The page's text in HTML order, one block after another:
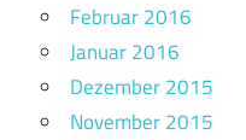
Februar 2016
Januar 2016
Dezember 2015
November 2015